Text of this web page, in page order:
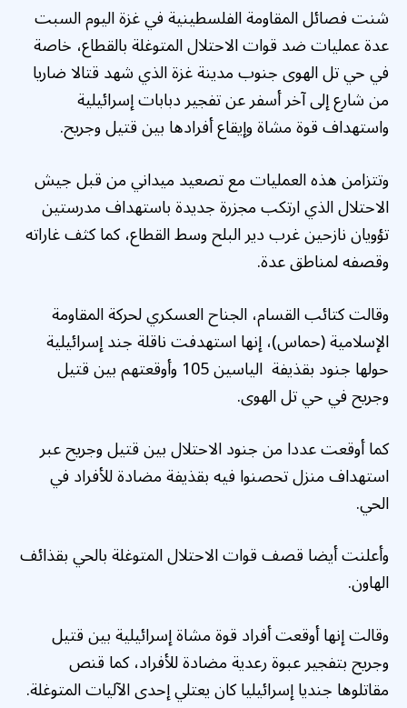
شنت فصائل المقاومة الفلسطينية في غزة اليوم السبت
عدة عمليات ضد قوات الاحتلال المتوغلة بالقطاع، خاصة
في حي تل الهوى جنوب مدينة غزة الذي شهد قتالا ضاريا
من شارع إلى آخر أسفر عن تفجير دبابات إسرائيلية
واستهداف قوة مشاة وإيقاع أفرادها بين قتيل وجريح.
وتتزامن هذه العمليات مع تصعيد ميداني من قبل جيش
الاحتلال الذي ارتكب مجزرة جديدة باستهداف مدرستين
تؤويان نازحين غرب دير البلح وسط القطاع، كما كثف غاراته
وقصفه لمناطق عدة.
وقالت كتائب القسام، الجناح العسكري لحركة المقاومة
الإسلامية (حماس)، إنها استهدفت ناقلة جند إسرائيلية
حولها جنود بقذيفة الياسين 105 وأوقعتهم بين قتيل
وجريح في حي تل الهوى.
كما أوقعت عددا من جنود الاحتلال بين قتيل وجريح عبر
استهداف منزل تحصنوا فيه بقذيفة مضادة للأفراد في
الحي.
وأعلنت أيضا قصف قوات الاحتلال المتوغلة بالحي بقذائف
الهاون.
وقالت إنها أوقعت أفراد قوة مشاة إسرائيلية بين قتيل
وجريح بتفجير عبوة رعدية مضادة للأفراد، كما قنص
مقاتلوها جنديا إسرائيليا كان يعتلي إحدى الآليات المتوغلة.